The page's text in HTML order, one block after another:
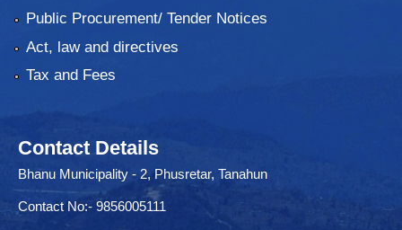
Public Procurement/ Tender Notices
Act, law and directives
Tax and Fees
Contact Details
Bhanu Municipality - 2, Phusretar, Tanahun
Contact No:- 9856005111